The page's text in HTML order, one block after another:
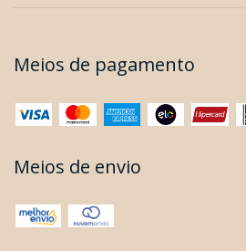
Meios de pagamento
Meios de envio